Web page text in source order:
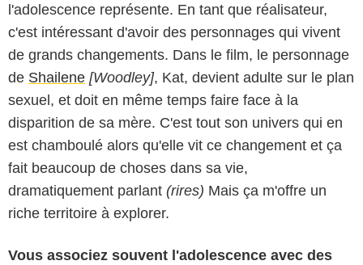
l'adolescence représente. En tant que réalisateur,
c'est intéressant d'avoir des personnages qui vivent
de grands changements. Dans le film, le personnage
de Shailene [Woodley], Kat, devient adulte sur le plan
sexuel, et doit en même temps faire face à la
disparition de sa mère. C'est tout son univers qui en
est chamboulé alors qu'elle vit ce changement et ça
fait beaucoup de choses dans sa vie,
dramatiquement parlant (rires) Mais ça m'offre un
riche territoire à explorer.
Vous associez souvent l'adolescence avec des